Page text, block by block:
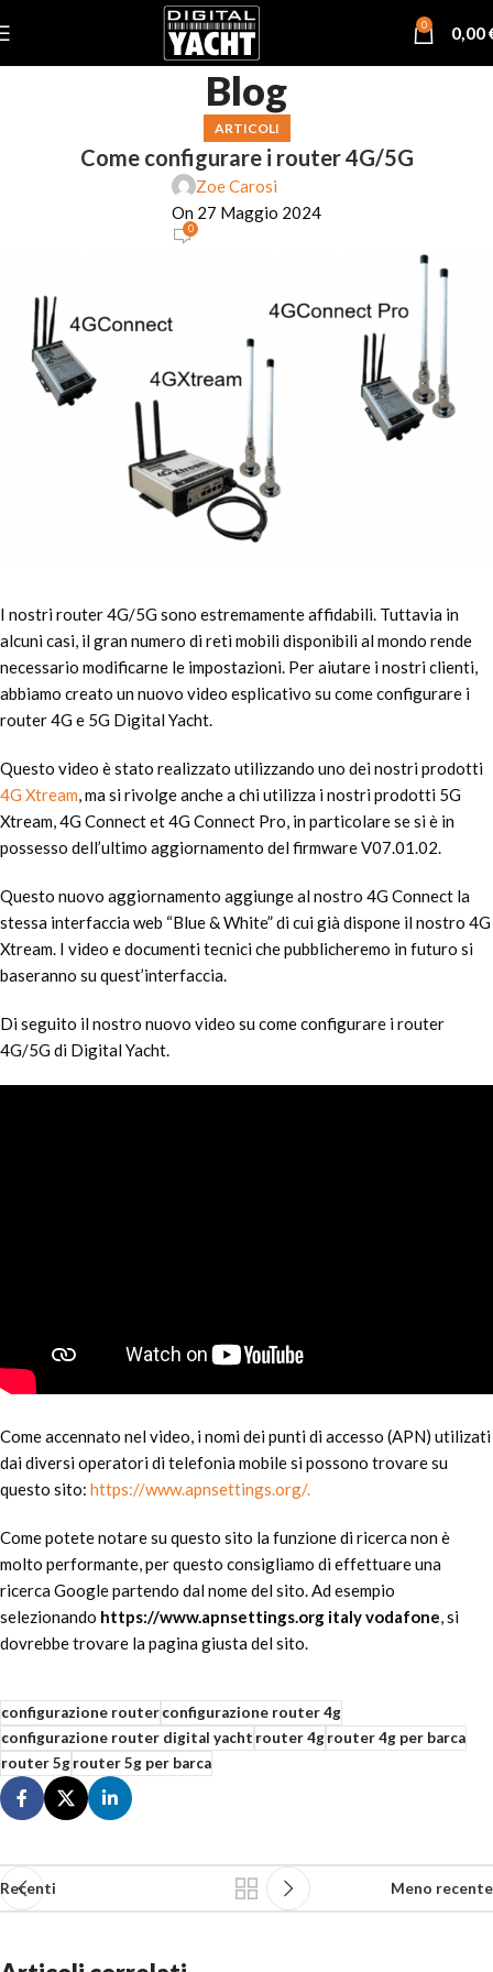
0 0,00
Blog
ARTICOLI
Come configurare i router 4G/5G
Zoe Carosi
On 27 Maggio 2024
0
I nostri router 4G/5G sono estremamente affidabili. Tuttavia in
alcuni casi, il gran numero di reti mobili disponibili al mondo rende
necessario modificarne le impostazioni. Per aiutare i nostri clienti,
abbiamo creato un nuovo video esplicativo su come configurare i
router 4G e 5G Digital Yacht.
Questo video è stato realizzato utilizzando uno dei nostri prodotti
4G Xtream, ma si rivolge anche a chi utilizza i nostri prodotti 5G
Xtream, 4G Connect et 4G Connect Pro, in particolare se si è in
possesso dell’ultimo aggiornamento del firmware V07.01.02.
Questo nuovo aggiornamento aggiunge al nostro 4G Connect la
stessa interfaccia web “Blue & White” di cui già dispone il nostro 4G
Xtream. I video e documenti tecnici che pubblicheremo in futuro si
baseranno su quest’interfaccia.
Di seguito il nostro nuovo video su come configurare i router
4G/5G di Digital Yacht.
Come accennato nel video, i nomi dei punti di accesso (APN) utilizati
dai diversi operatori di telefonia mobile si possono trovare su
questo sito: https://www.apnsettings.org/.
Come potete notare su questo sito la funzione di ricerca non è
molto performante, per questo consigliamo di effettuare una
ricerca Google partendo dal nome del sito. Ad esempio
selezionando https://www.apnsettings.org italy vodafone, si
dovrebbe trovare la pagina giusta del sito.
configurazione routerconfigurazione router 4g
configurazione router digital yachtrouter 4grouter 4g per barca
router 5grouter 5g per barca
Recenti Meno recente